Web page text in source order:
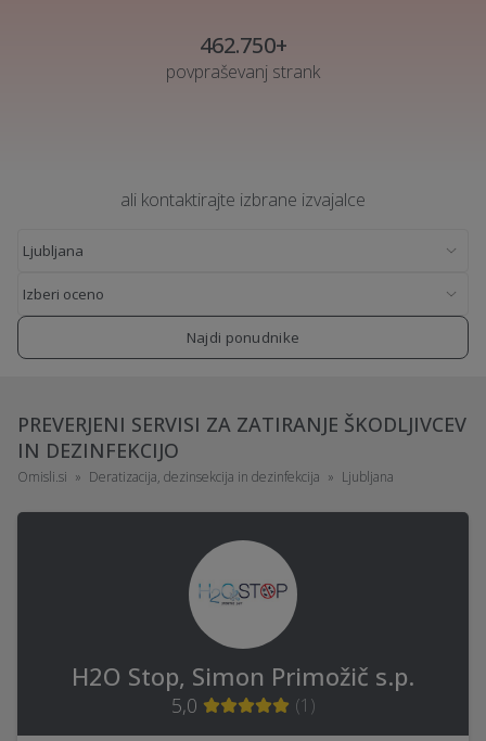
462.750+
povpraševanj strank
ali kontaktirajte izbrane izvajalce
Najdi ponudnike
PREVERJENI SERVISI ZA ZATIRANJE ŠKODLJIVCEV
IN DEZINFEKCIJO
Omisli.si Deratizacija, dezinsekcija in dezinfekcija Ljubljana
H2O Stop, Simon Primožič s.p.
5,0 (1 )